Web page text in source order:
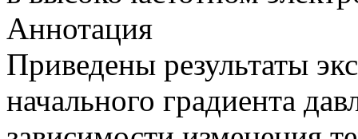
Аннотация
Приведены результаты
начального градиента